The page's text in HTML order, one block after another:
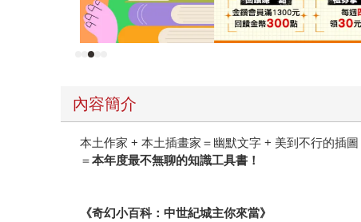
內容簡介
本土作家 + 本土插畫家＝幽默文字 + 美到不行的插圖
＝本年度最不無聊的知識工具書！
《奇幻小百科：中世紀城主你來當》